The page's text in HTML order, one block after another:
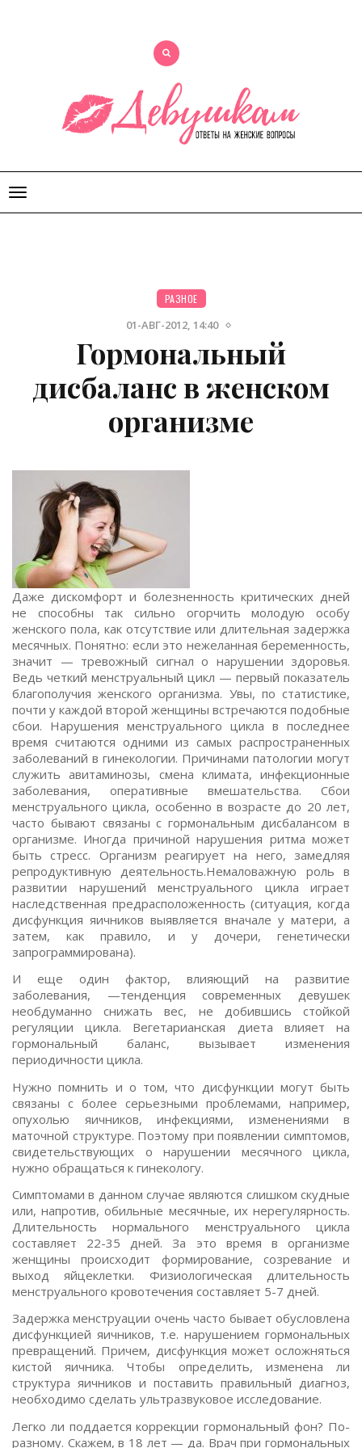
Открыть
меню
РАЗНОЕ
01-АВГ-2012, 14:40
Гормональный
дисбаланс в женском
организме
Даже дискомфорт и болезненность критических дней
не способны так сильно огорчить молодую особу
женского пола, как отсутствие или длительная задержка
месячных. Понятно: если это нежеланная беременность,
значит — тревожный сигнал о нарушении здоровья.
Ведь четкий менструальный цикл — первый показатель
благополучия женского организма. Увы, по статистике,
почти у каждой второй женщины встречаются подобные
сбои. Нарушения менструального цикла в последнее
время считаются одними из самых распространенных
заболеваний в гинекологии. Причинами патологии могут
служить авитаминозы, смена климата, инфекционные
заболевания, оперативные вмешательства. Сбои
менструального цикла, особенно в возрасте до 20 лет,
часто бывают связаны с гормональным дисбалансом в
организме. Иногда причиной нарушения ритма может
быть стресс. Организм реагирует на него, замедляя
репродуктивную деятельность.Немаловажную роль в
развитии нарушений менструального цикла играет
наследственная предрасположенность (ситуация, когда
дисфункция яичников выявляется вначале у матери, а
затем, как правило, и у дочери, генетически
запрограммирована).
И еще один фактор, влияющий на развитие
заболевания, —тенденция современных девушек
необдуманно снижать вес, не добившись стойкой
регуляции цикла. Вегетарианская диета влияет на
гормональный баланс, вызывает изменения
периодичности цикла.
Нужно помнить и о том, что дисфункции могут быть
связаны с более серьезными проблемами, например,
опухолью яичников, инфекциями, изменениями в
маточной структуре. Поэтому при появлении симптомов,
свидетельствующих о нарушении месячного цикла,
нужно обращаться к гинекологу.
Симптомами в данном случае являются слишком скудные
или, напротив, обильные месячные, их нерегулярность.
Длительность нормального менструального цикла
составляет 22-35 дней. За это время в организме
женщины происходит формирование, созревание и
выход яйцеклетки. Физиологическая длительность
менструального кровотечения составляет 5-7 дней.
Задержка менструации очень часто бывает обусловлена
дисфункцией яичников, т.е. нарушением гормональных
превращений. Причем, дисфункция может осложняться
кистой яичника. Чтобы определить, изменена ли
структура яичников и поставить правильный диагноз,
необходимо сделать ультразвуковое исследование.
Легко ли поддается коррекции гормональный фон? По-
разному. Скажем, в 18 лет — да. Врач при гормональных